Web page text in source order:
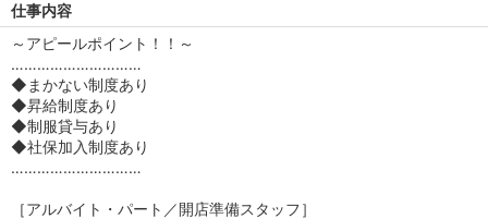
仕事内容
～アピールポイント！！～
…………………………
◆まかない制度あり
◆昇給制度あり
◆制服貸与あり
◆社保加入制度あり
…………………………
［アルバイト・パート／開店準備スタッフ］